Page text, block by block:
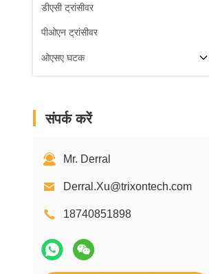
डीएसी ट्रांसीवर
पीओएन ट्रांसीवर
ओएसए घटक
संपर्क करें
Mr. Derral
Derral.Xu@trixontech.com
18740851898